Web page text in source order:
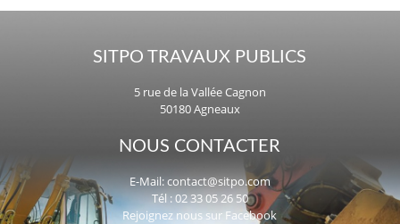
SITPO TRAVAUX PUBLICS
5 rue de la Vallée Cagnon
50180 Agneaux
NOUS CONTACTER
E-Mail:contact@sitpo.com
Tél : 02 33 05 26 50
Rejoignez nous sur Facebook